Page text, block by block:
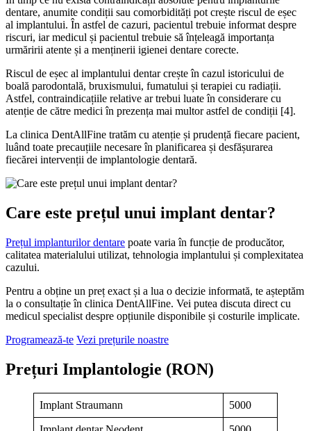
dentare, anumite condiții sau comorbidități pot crește riscul de eșec
al implantului. În astfel de cazuri, pacientul trebuie informat despre
riscuri, iar medicul și pacientul trebuie să înțeleagă importanța
urmăririi atente și a menținerii igienei dentare corecte.
Riscul de eșec al implantului dentar crește în cazul istoricului de
boală parodontală, bruxismului, fumatului și terapiei cu radiații.
Astfel, contraindicațiile relative ar trebui luate în considerare cu
atenție de către medici în prezența mai multor astfel de condiții [4].
La clinica DentAllFine tratăm cu atenție și prudență fiecare pacient,
luând toate precauțiile necesare în planificarea și desfășurarea
fiecărei intervenții de implantologie dentară.
Care este prețul unui implant dentar?
Prețul implanturilor dentare poate varia în funcție de producător,
calitatea materialului utilizat, tehnologia implantului și complexitatea
cazului.
Pentru a obține un preț exact și a lua o decizie informată, te așteptăm
la o consultație în clinica DentAllFine. Vei putea discuta direct cu
medicul specialist despre opțiunile disponibile și costurile implicate.
Programează-te Vezi prețurile noastre
Prețuri Implantologie (RON)
Implant Straumann 5000